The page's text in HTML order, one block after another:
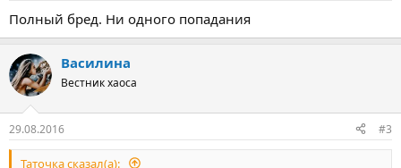
Полный бред. Ни одного попадания
Василина
Вестник хаоса
29.08.2016 #3
Таточка сказал(а):